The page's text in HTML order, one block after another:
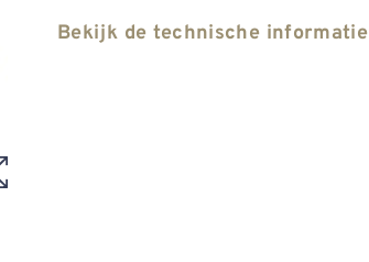
Bekijk de technische informatie